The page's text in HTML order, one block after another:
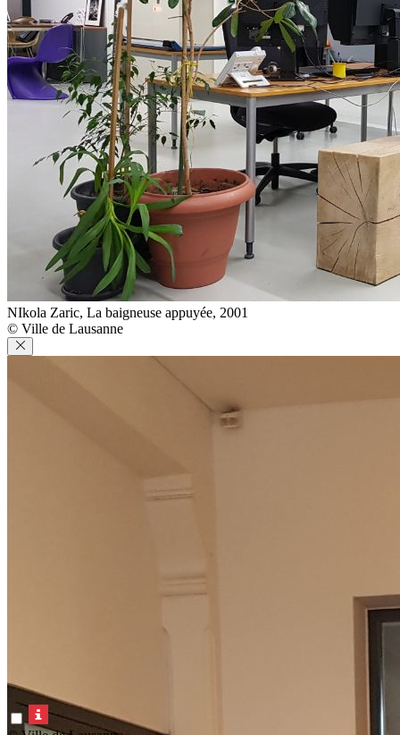
NIkola Zaric, La baigneuse appuyée, 2001
© Ville de Lausanne